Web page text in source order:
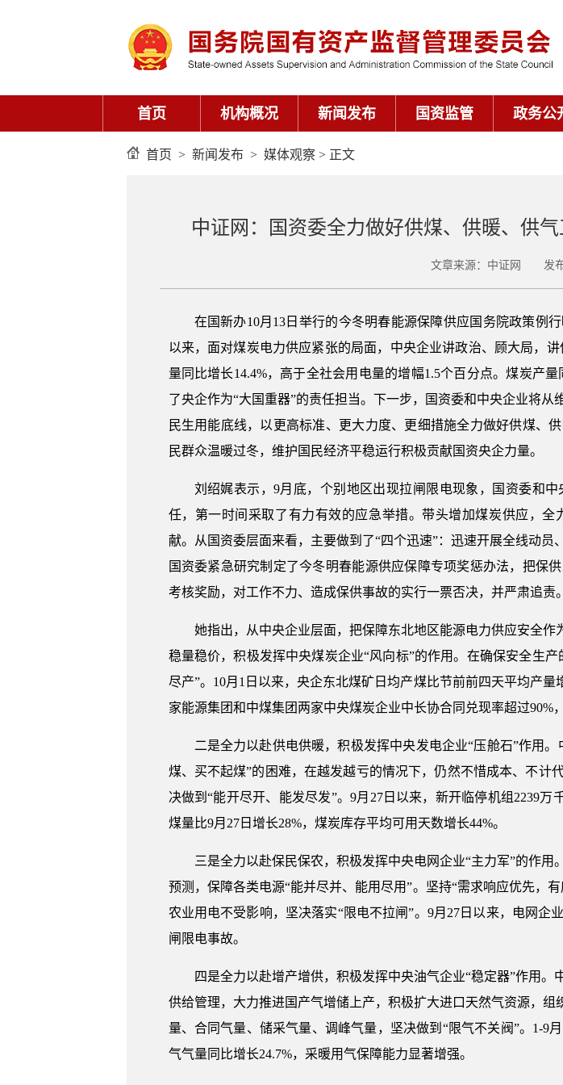
首页 机构概况 新闻发布 国资监管 政务公
首页 > 新闻发布 > 媒体观察 > 正文
中证网：国资委全力做好供煤、供暖、供
文章来源：中证网 发布
在国新办10月13日举行的今冬明春能源保障供应国务院政策例
以来，面对煤炭电力供应紧张的局面，中央企业讲政治、顾大局，
量同比增长14.4%，高于全社会用电量的增幅1.5个百分点。煤炭产
了央企作为“大国重器”的责任担当。下一步，国资委和中央企业将
民生用能底线，以更高标准、更大力度、更细措施全力做好供煤、
民群众温暖过冬，维护国民经济平稳运行积极贡献国资央企力量。
刘绍娓表示，9月底，个别地区出现拉闸限电现象，国资委和
任，第一时间采取了有力有效的应急举措。带头增加煤炭供应，
献。从国资委层面来看，主要做到了“四个迅速”：迅速开展全线动
国资委紧急研究制定了今冬明春能源供应保障专项奖惩办法，把保
考核奖励，对工作不力、造成保供事故的实行一票否决，并严肃追责。
她指出，从中央企业层面，把保障东北地区能源电力供应安全
稳量稳价，积极发挥中央煤炭企业“风向标”的作用。在确保安全生
尽产”。10月1日以来，央企东北煤矿日均产煤比节前前四天平均产
家能源集团和中煤集团两家中央煤炭企业中长协合同兑现率超过90%
二是全力以赴供电供暖，积极发挥中央发电企业“压舱石”作用
煤、买不起煤”的困难，在越发越亏的情况下，仍然不惜成本、不
决做到“能开尽开、能发尽发”。9月27日以来，新开临停机组2239
煤量比9月27日增长28%，煤炭库存平均可用天数增长44%。
三是全力以赴保民保农，积极发挥中央电网企业“主力军”的作
预测，保障各类电源“能并尽并、能用尽用”。坚持“需求响应优先，
农业用电不受影响，坚决落实“限电不拉闸”。9月27日以来，电网
闸限电事故。
四是全力以赴增产增供，积极发挥中央油气企业“稳定器”作用
供给管理，大力推进国产气增储上产，积极扩大进口天然气资源，
量、合同气量、储采气量、调峰气量，坚决做到“限气不关阀”。1-9
气气量同比增长24.7%，采暖用气保障能力显著增强。